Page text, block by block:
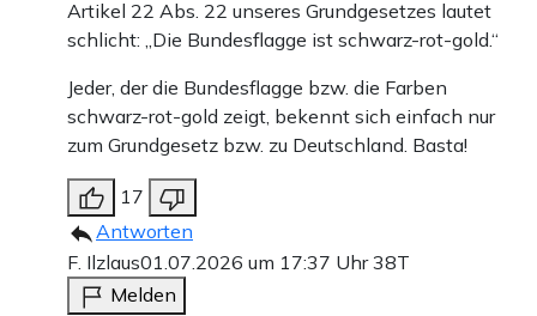
Artikel 22 Abs. 22 unseres Grundgesetzes lautet
schlicht: „Die Bundesflagge ist schwarz-rot-gold.“
Jeder, der die Bundesflagge bzw. die Farben
schwarz-rot-gold zeigt, bekennt sich einfach nur
zum Grundgesetz bzw. zu Deutschland. Basta!
17
Antworten
F. Ilzlaus01.07.2026 um 17:37 Uhr38T
Melden